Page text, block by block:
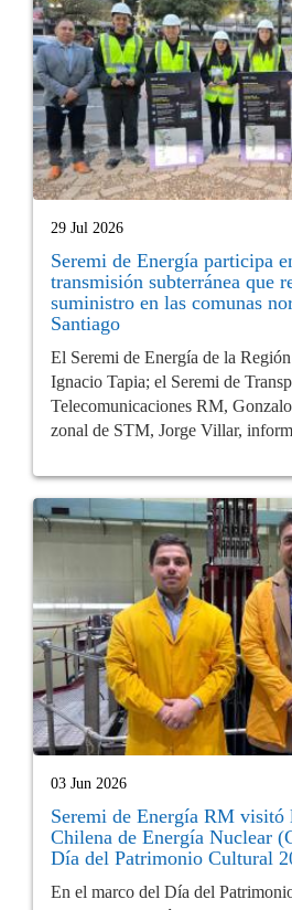
29 Jul 2026
Seremi de Energía participa
transmisión subterránea que
suministro en las comunas
Santiago
El Seremi de Energía de la
Ignacio Tapia; el Seremi de
Telecomunicaciones RM,
zonal de STM, Jorge Villar,
03 Jun 2026
Seremi de Energía RM visitó
Chilena de Energía Nuclear
Día del Patrimonio Cultural
En el marco del Día del